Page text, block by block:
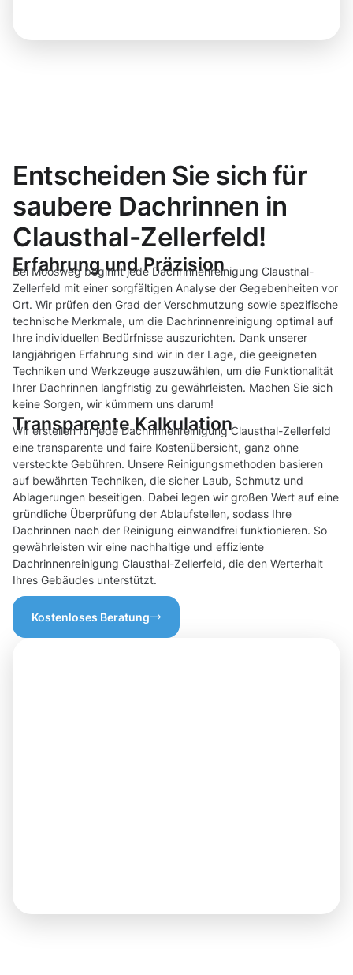
Entscheiden Sie sich für
saubere Dachrinnen in
Clausthal-Zellerfeld!
Erfahrung und Präzision
Bei Moosweg beginnt jede Dachrinnenreinigung Clausthal-
Zellerfeld mit einer sorgfältigen Analyse der Gegebenheiten vor
Ort. Wir prüfen den Grad der Verschmutzung sowie spezifische
technische Merkmale, um die Dachrinnenreinigung optimal auf
Ihre individuellen Bedürfnisse auszurichten. Dank unserer
langjährigen Erfahrung sind wir in der Lage, die geeigneten
Techniken und Werkzeuge auszuwählen, um die Funktionalität
Ihrer Dachrinnen langfristig zu gewährleisten. Machen Sie sich
keine Sorgen, wir kümmern uns darum!
Transparente Kalkulation
Wir erstellen für jede Dachrinnenreinigung Clausthal-Zellerfeld
eine transparente und faire Kostenübersicht, ganz ohne
versteckte Gebühren. Unsere Reinigungsmethoden basieren
auf bewährten Techniken, die sicher Laub, Schmutz und
Ablagerungen beseitigen. Dabei legen wir großen Wert auf eine
gründliche Überprüfung der Ablaufstellen, sodass Ihre
Dachrinnen nach der Reinigung einwandfrei funktionieren. So
gewährleisten wir eine nachhaltige und effiziente
Dachrinnenreinigung Clausthal-Zellerfeld, die den Werterhalt
Ihres Gebäudes unterstützt.
Kostenloses Beratung